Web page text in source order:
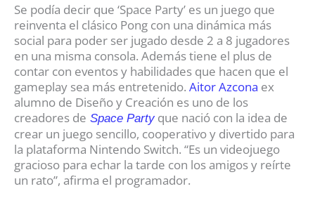
Se podía decir que ‘Space Party’ es un juego que
reinventa el clásico Pong con una dinámica más
social para poder ser jugado desde 2 a 8 jugadores
en una misma consola. Además tiene el plus de
contar con eventos y habilidades que hacen que el
gameplay sea más entretenido. Aitor Azcona ex
alumno de Diseño y Creación es uno de los
creadores de Space Party que nació con la idea de
crear un juego sencillo, cooperativo y divertido para
la plataforma Nintendo Switch. “Es un videojuego
gracioso para echar la tarde con los amigos y reírte
un rato”, afirma el programador.